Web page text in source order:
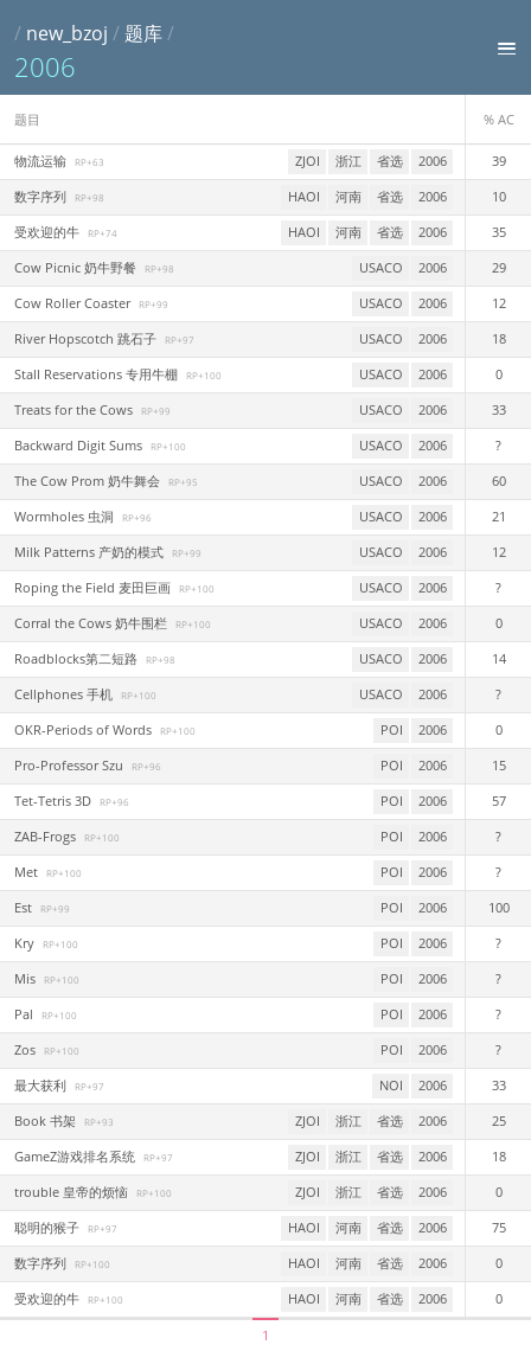
/ new_bzoj / 题库/
2006
题目 % AC
物流运输 RP+63 ZJOI 浙江 省选 2006 39
数字序列 RP+98 HAOI 河南 省选 2006 10
受欢迎的牛 RP+74 HAOI 河南 省选 2006 35
Cow Picnic 奶牛野餐 RP+98 USACO 2006 29
Cow Roller Coaster RP+99 USACO 2006 12
River Hopscotch 跳石子 RP+97 USACO 2006 18
Stall Reservations 专用牛棚 RP+100 USACO 2006 0
Treats for the Cows RP+99 USACO 2006 33
Backward Digit Sums RP+100 USACO 2006 ?
The Cow Prom 奶牛舞会 RP+95 USACO 2006 60
Wormholes 虫洞 RP+96 USACO 2006 21
Milk Patterns 产奶的模式 RP+99 USACO 2006 12
Roping the Field 麦田巨画 RP+100 USACO 2006 ?
Corral the Cows 奶牛围栏 RP+100 USACO 2006 0
Roadblocks第二短路 RP+98 USACO 2006 14
Cellphones 手机 RP+100 USACO 2006 ?
OKR-Periods of Words RP+100 POI 2006 0
Pro-Professor Szu RP+96 POI 2006 15
Tet-Tetris 3D RP+96 POI 2006 57
ZAB-Frogs RP+100 POI 2006 ?
Met RP+100 POI 2006 ?
Est RP+99 POI 2006 100
Kry RP+100 POI 2006 ?
Mis RP+100 POI 2006 ?
Pal RP+100 POI 2006 ?
Zos RP+100 POI 2006 ?
最大获利 RP+97 NOI 2006 33
Book 书架 RP+93 ZJOI 浙江 省选 2006 25
GameZ游戏排名系统 RP+97 ZJOI 浙江 省选 2006 18
trouble 皇帝的烦恼 RP+100 ZJOI 浙江 省选 2006 0
聪明的猴子 RP+97 HAOI 河南 省选 2006 75
数字序列 RP+100 HAOI 河南 省选 2006 0
受欢迎的牛 RP+100 HAOI 河南 省选 2006 0
1